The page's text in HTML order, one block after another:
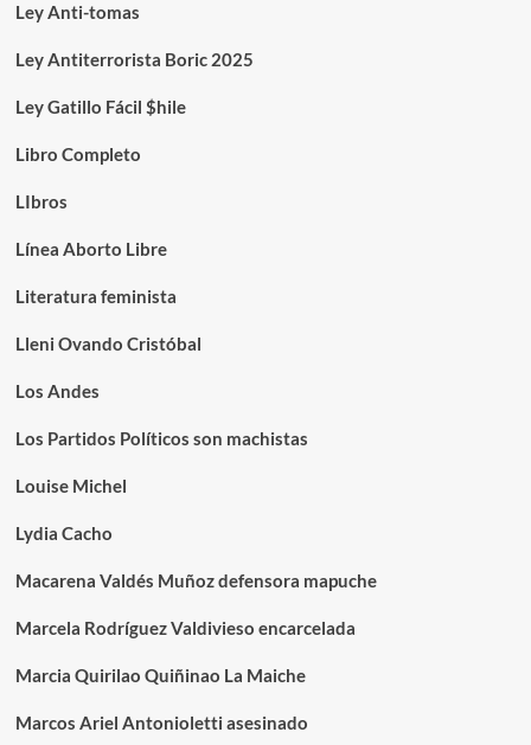
Ley Anti-tomas
Ley Antiterrorista Boric 2025
Ley Gatillo Fácil $hile
Libro Completo
LIbros
Línea Aborto Libre
Literatura feminista
Lleni Ovando Cristóbal
Los Andes
Los Partidos Políticos son machistas
Louise Michel
Lydia Cacho
Macarena Valdés Muñoz defensora mapuche
Marcela Rodríguez Valdivieso encarcelada
Marcia Quirilao Quiñinao La Maiche
Marcos Ariel Antonioletti asesinado